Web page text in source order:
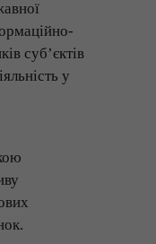
суб’єктів
у